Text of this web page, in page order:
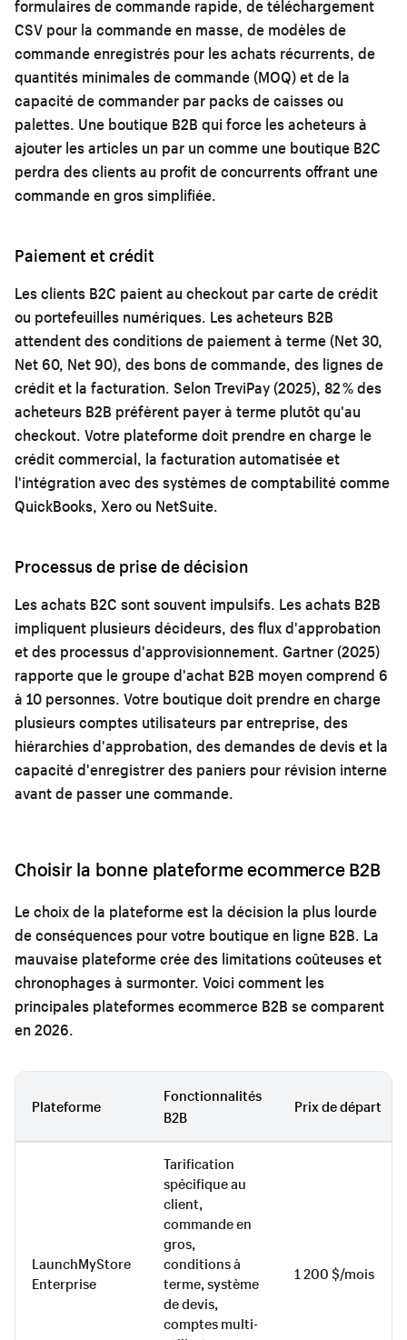
formulaires de commande rapide, de téléchargement
CSV pour la commande en masse, de modèles de
commande enregistrés pour les achats récurrents, de
quantités minimales de commande (MOQ) et de la
capacité de commander par packs de caisses ou
palettes. Une boutique B2B qui force les acheteurs à
ajouter les articles un par un comme une boutique B2C
perdra des clients au profit de concurrents offrant une
commande en gros simplifiée.
Paiement et crédit
Les clients B2C paient au checkout par carte de crédit
ou portefeuilles numériques. Les acheteurs B2B
attendent des conditions de paiement à terme (Net 30,
Net 60, Net 90), des bons de commande, des lignes de
crédit et la facturation. Selon TreviPay (2025), 82 % des
acheteurs B2B préfèrent payer à terme plutôt qu'au
checkout. Votre plateforme doit prendre en charge le
crédit commercial, la facturation automatisée et
l'intégration avec des systèmes de comptabilité comme
QuickBooks, Xero ou NetSuite.
Processus de prise de décision
Les achats B2C sont souvent impulsifs. Les achats B2B
impliquent plusieurs décideurs, des flux d'approbation
et des processus d'approvisionnement. Gartner (2025)
rapporte que le groupe d'achat B2B moyen comprend 6
à 10 personnes. Votre boutique doit prendre en charge
plusieurs comptes utilisateurs par entreprise, des
hiérarchies d'approbation, des demandes de devis et la
capacité d'enregistrer des paniers pour révision interne
avant de passer une commande.
Choisir la bonne plateforme ecommerce B2B
Le choix de la plateforme est la décision la plus lourde
de conséquences pour votre boutique en ligne B2B. La
mauvaise plateforme crée des limitations coûteuses et
chronophages à surmonter. Voici comment les
principales plateformes ecommerce B2B se comparent
en 2026.
Plateforme
Fonctionnalités
B2B
Prix de départ
LaunchMyStore
Enterprise
Tarification
spécifique au
client,
commande en
gros,
conditions à
terme, système
de devis,
comptes multi-
1 200 $/mois